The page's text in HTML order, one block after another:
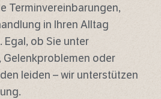
Terminvereinbarungen,
in Ihren Alltag
Egal, ob Sie unter
Gelenkproblemen oder
leiden – wir unterstützen